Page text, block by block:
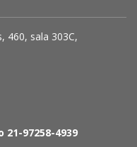
460, sala 303C,
21-97258-4939